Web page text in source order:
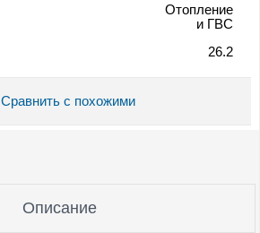
Отопление
и ГВС
26.2
Сравнить с похожими
Описание